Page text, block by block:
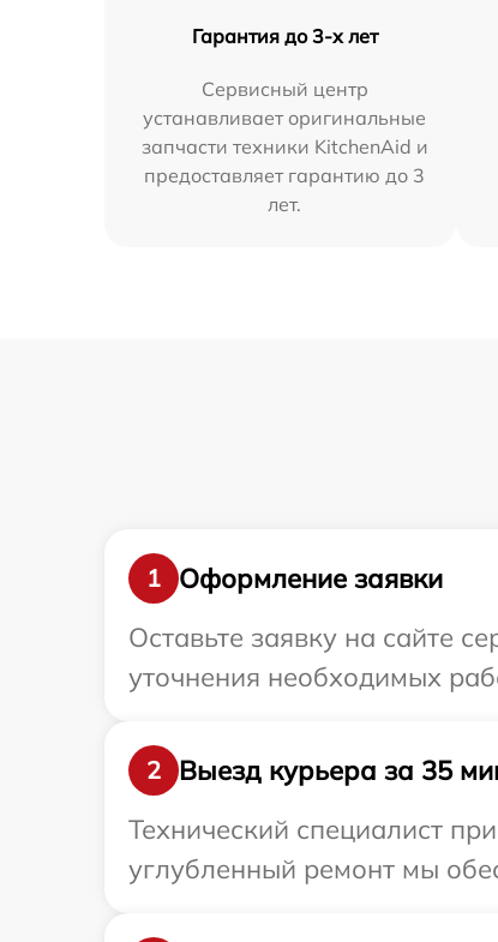
Гарантия до 3-х лет
Сервисный центр
устанавливает оригинальные
запчасти техники KitchenAid и
предоставляет гарантию до 3
лет.
1
Оформление заявки
Оставьте заявку на сайте
уточнения необходимых
2
Выезд курьера за 35
Технический специалист
углубленный ремонт мы